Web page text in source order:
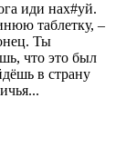
иди нах#уй.
таблетку, –
Ты
что это был
в страну